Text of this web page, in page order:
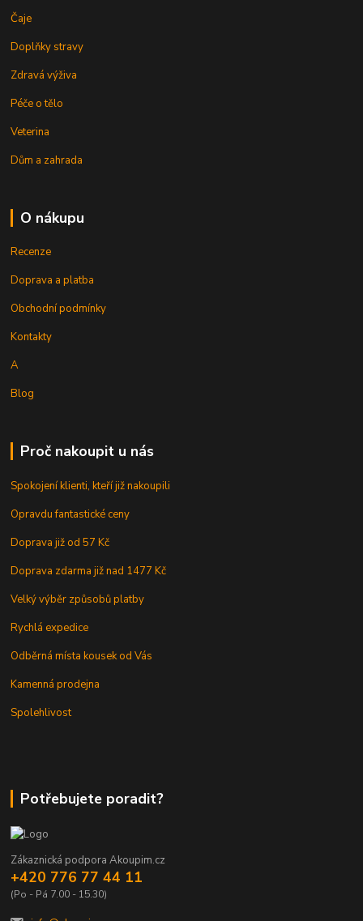
Čaje
Doplňky stravy
Zdravá výživa
Péče o tělo
Veterina
Dům a zahrada
O nákupu
Recenze
Doprava a platba
Obchodní podmínky
Kontakty
A
Blog
Proč nakoupit u nás
Spokojení klienti, kteří již nakoupili
Opravdu fantastické ceny
Doprava již od 57 Kč
Doprava zdarma již nad 1477 Kč
Velký výběr způsobů platby
Rychlá expedice
Odběrná místa kousek od Vás
Kamenná prodejna
Spolehlivost
Potřebujete poradit?
Zákaznická podpora Akoupim.cz
+420 776 77 44 11
(Po - Pá 7.00 - 15.30)